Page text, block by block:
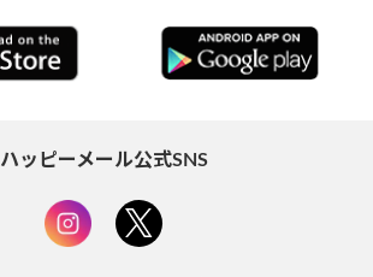
ハッピーメール公式SNS